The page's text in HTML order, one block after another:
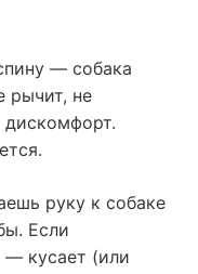
— собака
рычит, не
дискомфорт.
руку к собаке
Если
кусает (или